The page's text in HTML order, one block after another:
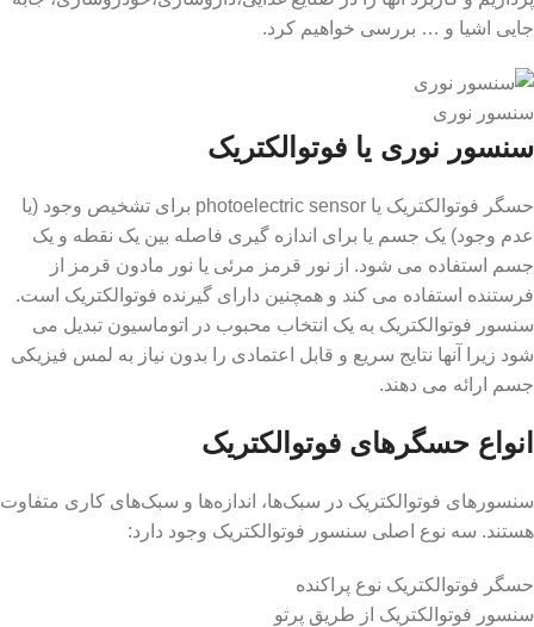
جایی اشیا و … بررسی خواهیم کرد.
سنسور نوری
سنسور نوری یا فوتوالکتریک
حسگر فوتوالکتریک یا photoelectric sensor برای تشخیص وجود (یا
عدم وجود) یک جسم یا برای اندازه گیری فاصله بین یک نقطه و یک
جسم استفاده می شود. از نور قرمز مرئی یا نور مادون قرمز از
فرستنده استفاده می کند و همچنین دارای گیرنده فوتوالکتریک است.
سنسور فوتوالکتریک به یک انتخاب محبوب در اتوماسیون تبدیل می
شود زیرا آنها نتایج سریع و قابل اعتمادی را بدون نیاز به لمس فیزیکی
جسم ارائه می دهند.
انواع حسگرهای فوتوالکتریک
سنسورهای فوتوالکتریک در سبک‌ها، اندازه‌ها و سبک‌های کاری متفاوت
هستند. سه نوع اصلی سنسور فوتوالکتریک وجود دارد:
حسگر فوتوالکتریک نوع پراکنده
سنسور فوتوالکتریک از طریق پرتو